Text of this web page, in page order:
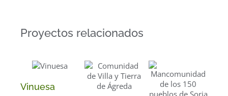
Proyectos relacionados
Vinuesa